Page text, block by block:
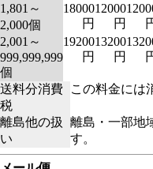
1,801～
2,000個
18000
円
12000
円
2,001～
999,999,999
個
19200
円
13200
円
送料分消費
税
この料金には
離島他の扱
い
離島・一部地
す。